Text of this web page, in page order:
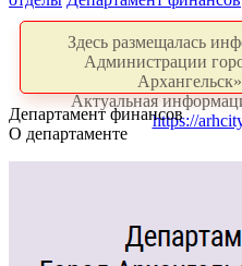
Здесь размещалась
Администрации
Актуальная
https://
Департамент финансов
О департаменте